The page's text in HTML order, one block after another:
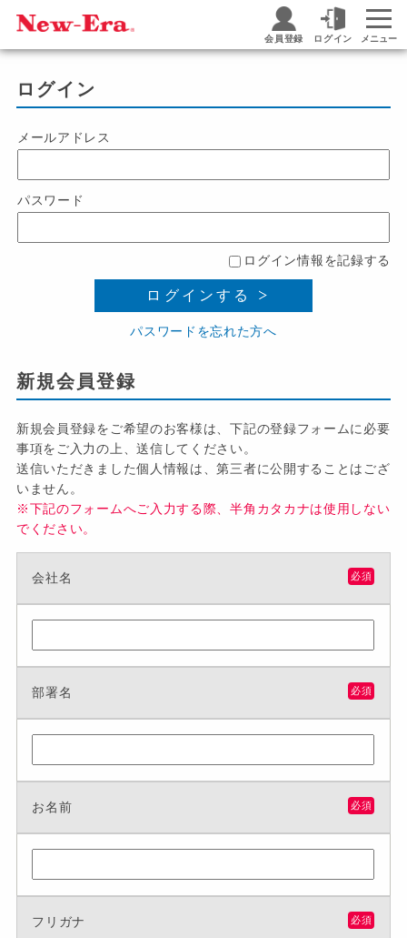
会員登録 ログイン メニュー
ログイン
メールアドレス
パスワード
ログイン情報を記録する
ログインする
パスワードを忘れた方へ
新規会員登録
新規会員登録をご希望のお客様は、下記の登録フォームに必要
事項をご入力の上、送信してください。
送信いただきました個人情報は、第三者に公開することはござ
いません。
※下記のフォームへご入力する際、半角カタカナは使用しない
でください。
会社名 必須
部署名 必須
お名前 必須
フリガナ 必須